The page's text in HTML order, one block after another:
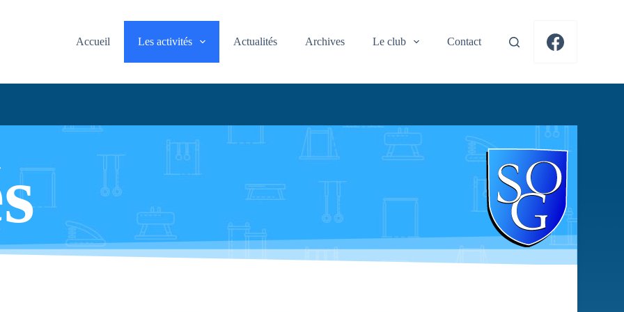
Accueil Les activités Actualités Archives Le club Contact